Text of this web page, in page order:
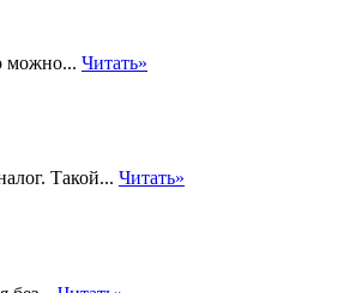
можно... Читать»
Такой... Читать»